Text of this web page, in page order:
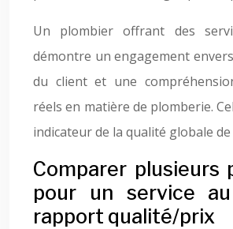
Un plombier offrant des
démontre un engagement
du client et une
réels en matière de plomberie.
indicateur de la qualité globale de
Comparer plusieurs
pour un service
rapport qualité/prix